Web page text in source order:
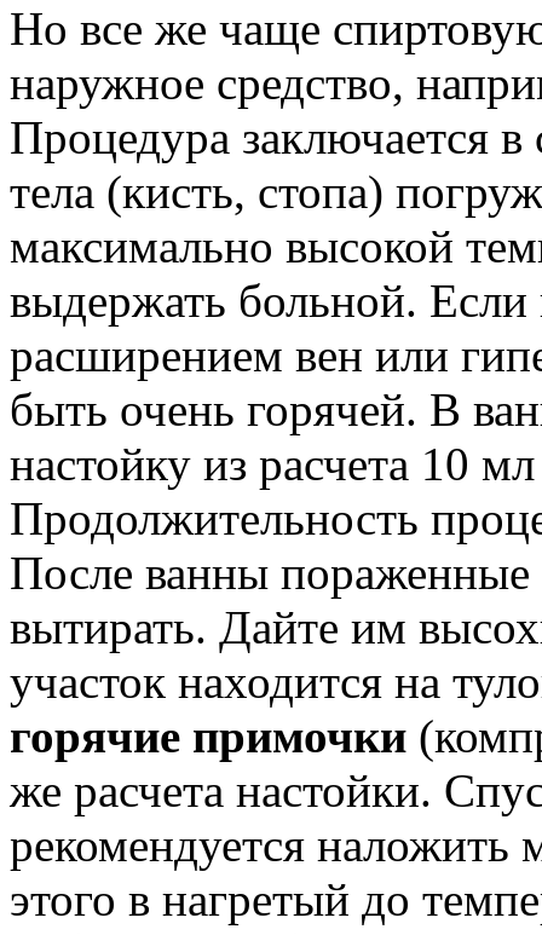
Но все же чаще
наружное средство,
Процедура заключается
тела (кисть, стопа)
максимально высокой
выдержать больной. Если
расширением вен или
быть очень горячей. В
настойку из расчета 10
Продолжительность
После ванны пораженные
вытирать. Дайте им
участок находится на
горячие примочки
же расчета настойки.
рекомендуется наложить
этого в нагретый до